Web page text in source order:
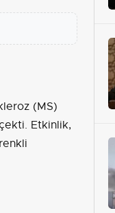
(MS)
Etkinlik,